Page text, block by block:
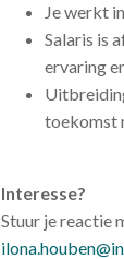
Je werkt
Salaris is
ervaring
toekomst
Interesse?
Stuur je reactie